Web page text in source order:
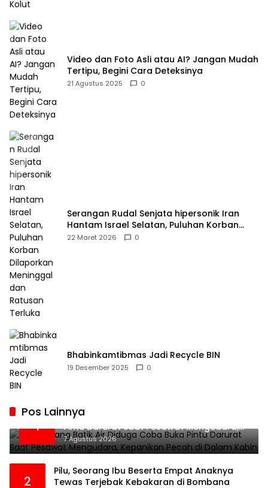
Video dan Foto Asli atau AI? Jangan Mudah
Tertipu, Begini Cara Deteksinya
21 Agustus 2025 0
Serangan Rudal Senjata hipersonik Iran
Hantam Israel Selatan, Puluhan Korban
Dilaporkan Meninggal dan Ratusan Terluka
22 Maret 2026 0
Bhabinkamtibmas Jadi Recycle BIN
19 Desember 2025 0
Pos Lainnya
1
Penumpang Batik Air Diduga Coba Buka
Pintu Darurat Saat Pesawat Mengudara,
Kepanikan Pecah di Dalam Kabin
7 Agustus 2026
2
Pilu, Seorang Ibu Beserta Empat Anaknya
Tewas Terjebak Kebakaran di Bombana